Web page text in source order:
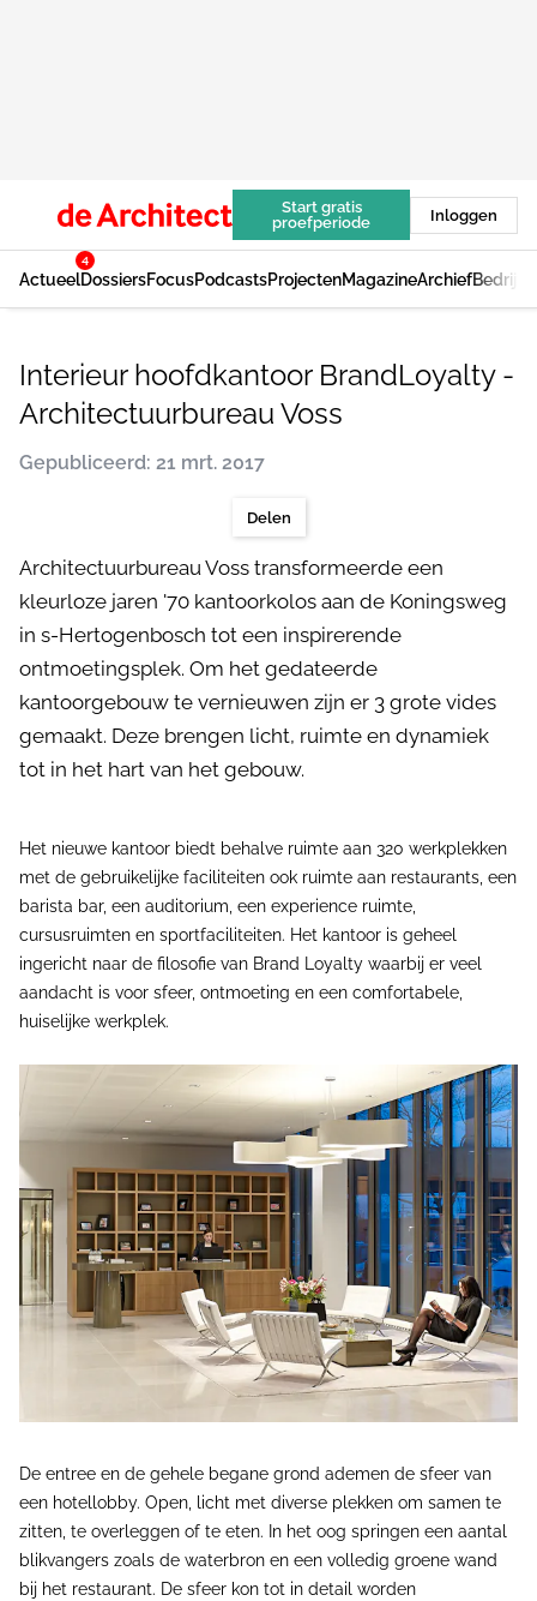
Start gratis
proefperiode
Inloggen
Actueel
4
DossiersFocusPodcastsProjectenMagazineArchief
Interieur hoofdkantoor BrandLoyalty -
Architectuurbureau Voss
Gepubliceerd: 21 mrt. 2017
Delen
Architectuurbureau Voss transformeerde een
kleurloze jaren '70 kantoorkolos aan de Koningsweg
in s-Hertogenbosch tot een inspirerende
ontmoetingsplek. Om het gedateerde
kantoorgebouw te vernieuwen zijn er 3 grote vides
gemaakt. Deze brengen licht, ruimte en dynamiek
tot in het hart van het gebouw.
Het nieuwe kantoor biedt behalve ruimte aan 320 werkplekken
met de gebruikelijke faciliteiten ook ruimte aan restaurants, een
barista bar, een auditorium, een experience ruimte,
cursusruimten en sportfaciliteiten. Het kantoor is geheel
ingericht naar de filosofie van Brand Loyalty waarbij er veel
aandacht is voor sfeer, ontmoeting en een comfortabele,
huiselijke werkplek.
De entree en de gehele begane grond ademen de sfeer van
een hotellobby. Open, licht met diverse plekken om samen te
zitten, te overleggen of te eten. In het oog springen een aantal
blikvangers zoals de waterbron en een volledig groene wand
bij het restaurant. De sfeer kon tot in detail worden